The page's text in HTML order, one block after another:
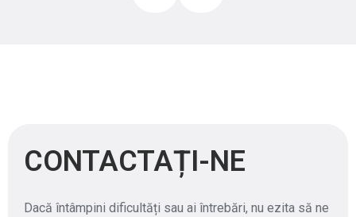
CONTACTAȚI-NE
Dacă întâmpini dificultăți sau ai întrebări, nu ezita să ne